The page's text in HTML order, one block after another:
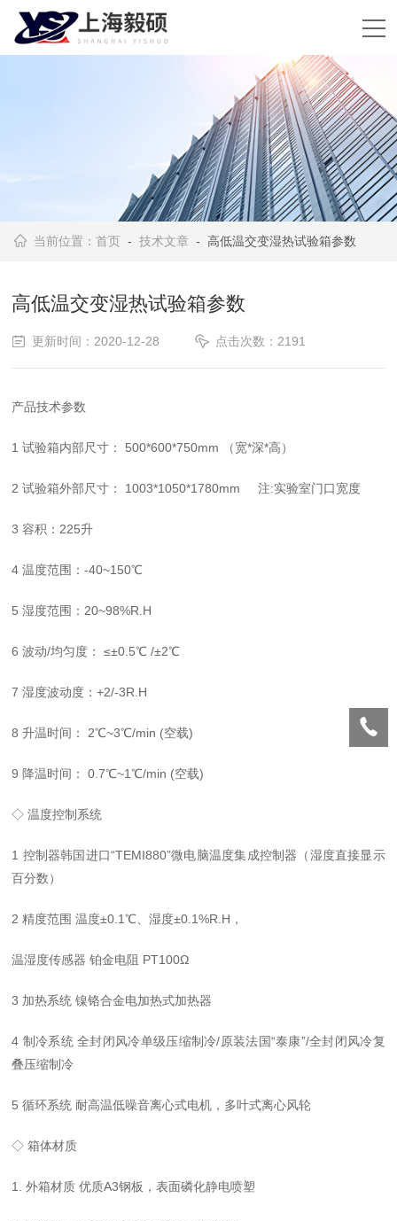
当前位置：首页 -技术文章 - 高低温交变湿热试验箱参数
高低温交变湿热试验箱参数
更新时间：2020-12-28 点击次数：2191
产品技术参数
1 试验箱内部尺寸： 500*600*750mm （宽*深*高）
2 试验箱外部尺寸： 1003*1050*1780mm 注:实验室门口宽度
3 容积：225升
4 温度范围：-40~150℃
5 湿度范围：20~98%R.H
6 波动/均匀度： ≤±0.5℃ /±2℃
7 湿度波动度：+2/-3R.H
8 升温时间： 2℃~3℃/min (空载)
9 降温时间： 0.7℃~1℃/min (空载)
◇ 温度控制系统
1 控制器韩国进口“TEMI880”微电脑温度集成控制器（湿度直接显示
百分数）
2 精度范围 温度±0.1℃、湿度±0.1%R.H，
温湿度传感器 铂金电阻 PT100Ω
3 加热系统 镍铬合金电加热式加热器
4 制冷系统 全封闭风冷单级压缩制冷/原装法国“泰康”/全封闭风冷复
叠压缩制冷
5 循环系统 耐高温低噪音离心式电机，多叶式离心风轮
◇ 箱体材质
1. 外箱材质 优质A3钢板，表面磷化静电喷塑